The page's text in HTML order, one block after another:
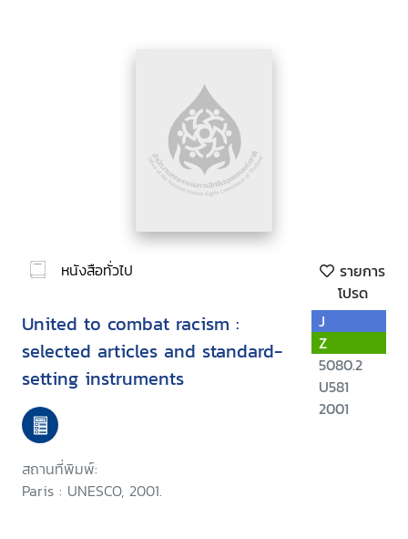
หนังสือทั่วไป
รายการ
โปรด
United to combat racism :
selected articles and standard-
setting instruments
สถานที่พิมพ์:
Paris : UNESCO, 2001.
J
Z
5080.2
U581
2001